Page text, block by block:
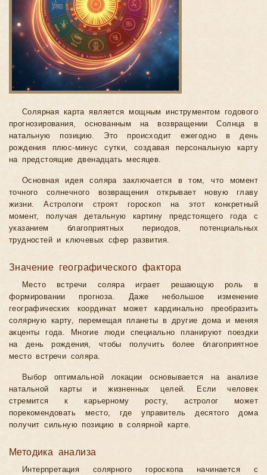
Солярная карта является мощным инструментом годового
прогнозирования, основанным на возвращении Солнца в
натальную позицию. Это происходит ежегодно в день
рождения плюс-минус сутки, создавая персональную карту
на предстоящие двенадцать месяцев.
Основная идея соляра заключается в том, что момент
точного солнечного возвращения открывает новую главу
жизни. Астрологи строят гороскоп на этот конкретный
момент, получая детальную картину предстоящего года с
указанием благоприятных периодов, потенциальных
трудностей и ключевых сфер развития.
Значение географического фактора
Место встречи соляра играет решающую роль в
формировании прогноза. Даже небольшое изменение
географических координат может кардинально преобразить
солярную карту, перемещая планеты в другие дома и меняя
акценты года. Многие люди специально планируют поездки
на день рождения, чтобы получить более благоприятное
место встречи соляра.
Выбор оптимальной локации основывается на анализе
натальной карты и жизненных целей. Если человек
стремится к карьерному росту, астролог может
порекомендовать место, где управитель десятого дома
получит сильную позицию в солярной карте.
Методика анализа
Интерпретация солярного гороскопа начинается с